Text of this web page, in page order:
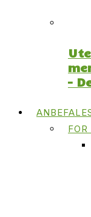
–
FOR